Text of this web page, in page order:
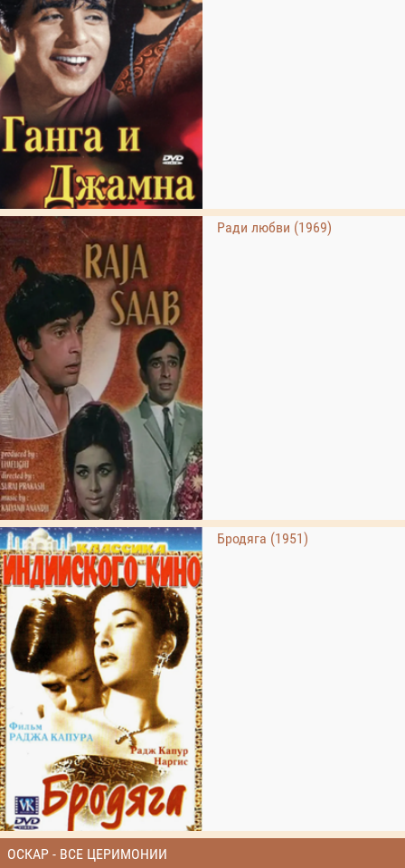
Ради любви (1969)
Бродяга (1951)
ОСКАР - ВСЕ ЦЕРИМОНИИ